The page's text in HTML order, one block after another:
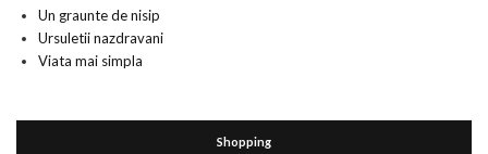
Un graunte de nisip
Ursuletii nazdravani
Viata mai simpla
Shopping